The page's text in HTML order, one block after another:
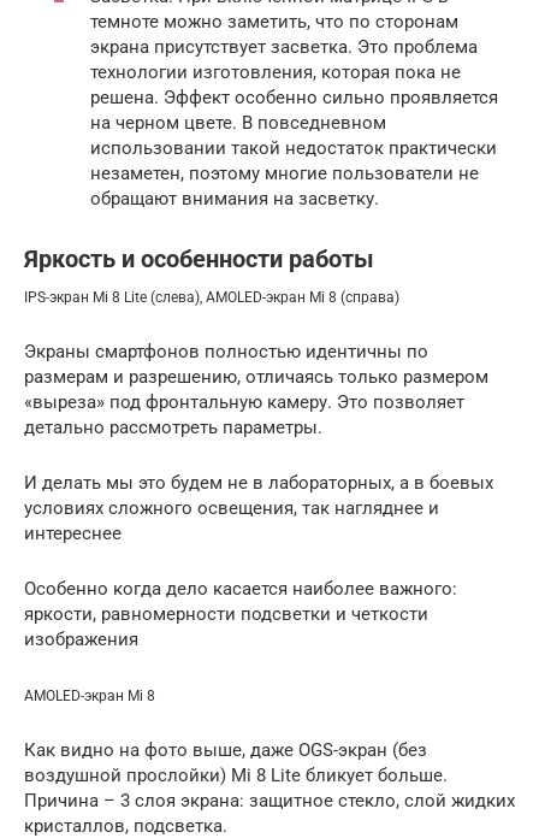
темноте можно заметить, что по сторонам
экрана присутствует засветка. Это проблема
технологии изготовления, которая пока не
решена. Эффект особенно сильно проявляется
на черном цвете. В повседневном
использовании такой недостаток практически
незаметен, поэтому многие пользователи не
обращают внимания на засветку.
Яркость и особенности работы
IPS-экран Mi 8 Lite (слева), AMOLED-экран Mi 8 (справа)
Экраны смартфонов полностью идентичны по
размерам и разрешению, отличаясь только размером
«выреза» под фронтальную камеру. Это позволяет
детально рассмотреть параметры.
И делать мы это будем не в лабораторных, а в боевых
условиях сложного освещения, так нагляднее и
интереснее
Особенно когда дело касается наиболее важного:
яркости, равномерности подсветки и четкости
изображения
AMOLED-экран Mi 8
Как видно на фото выше, даже OGS-экран (без
воздушной прослойки) Mi 8 Lite бликует больше.
Причина – 3 слоя экрана: защитное стекло, слой жидких
кристаллов, подсветка.